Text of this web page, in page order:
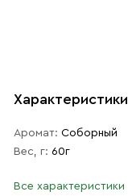
Характеристики
Аромат: Соборный
Вес, г: 60г
Все характеристики